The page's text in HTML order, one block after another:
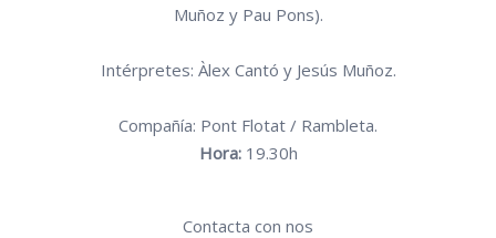
Muñoz y Pau Pons).
Intérpretes: Àlex Cantó y Jesús Muñoz.
Compañía: Pont Flotat / Rambleta.
Hora:19.30h
Contacta con nos